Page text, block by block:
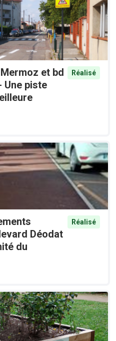
et bd
Une piste
Réalisé
Déodat
du
Réalisé